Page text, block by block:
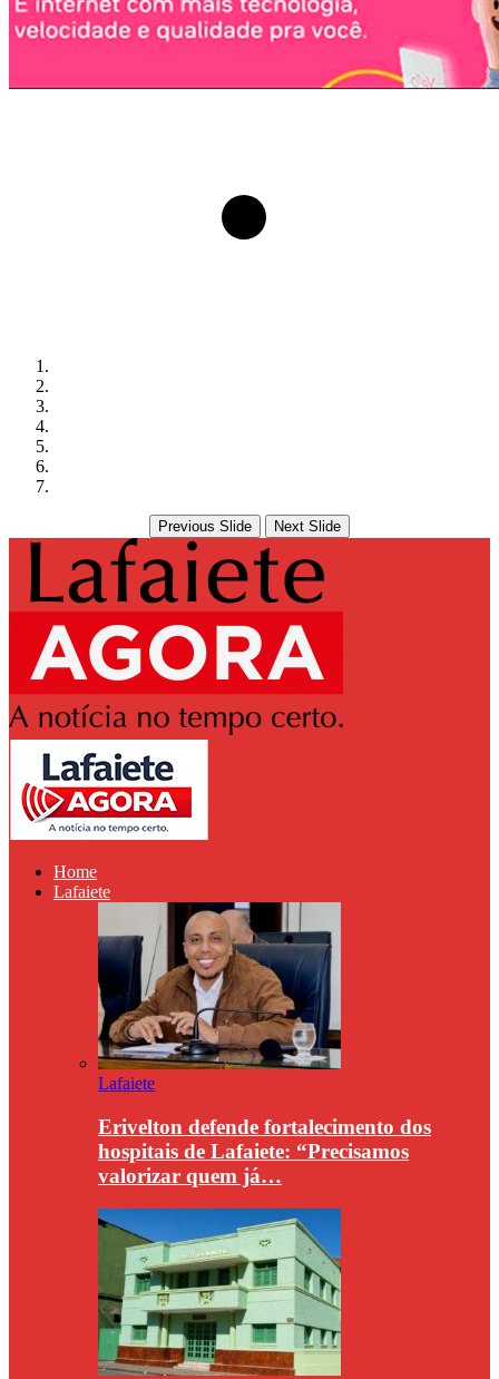
Previous Slide Next Slide
Home
Lafaiete
Lafaiete
Erivelton defende fortalecimento dos
hospitais de Lafaiete: “Precisamos
valorizar quem já…